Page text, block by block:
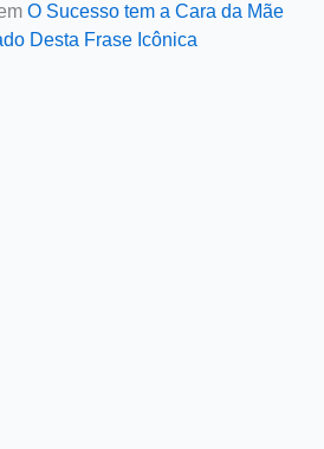
O Sucesso tem a Cara da Mãe
Desta Frase Icônica